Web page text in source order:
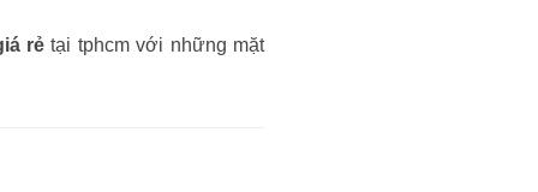
rẻ tại tphcm với những mặt